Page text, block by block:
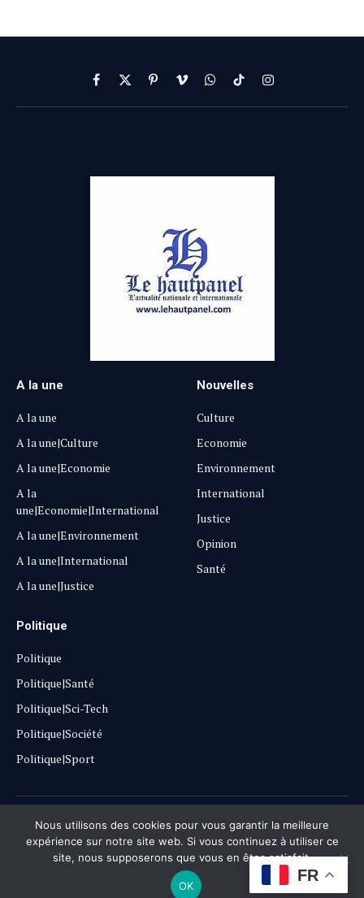
Facebook
X
(Twitter)
PinterestVimeoWhatsApp
TikTokInstagram
A la une
A la une
A la une|Culture
A la une|Economie
A la
une|Economie|International
A la une|Environnement
A la une|International
A la une|Justice
Nouvelles
Culture
Economie
Environnement
International
Justice
Opinion
Santé
Politique
Politique
Politique|Santé
Politique|Sci-Tech
Politique|Société
Politique|Sport
Copyright © 2025Lehautpanel
Confidentialité Contact Don
FR
Nous utilisons des cookies pour vous garantir la meilleure
expérience sur notre site web. Si vous continuez à utiliser ce
site, nous supposerons que vous en êtes satisfait.
OK